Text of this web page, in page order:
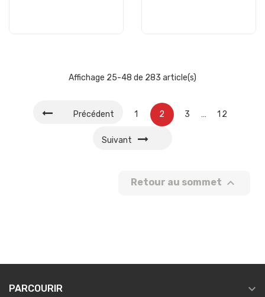
Affichage 25-48 de 283 article(s)
Précédent 1 2 3 … 12
Suivant
Retour au sommet 
PARCOURIR 